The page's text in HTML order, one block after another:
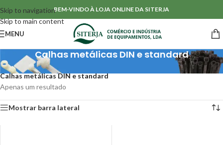
Skip to navigation
Skip to main content
BEM-VINDO À LOJA ONLINE DA SITERJA
MENU
Calhas metálicas DIN e standard
Início/ Acessórios para Cablagens
Calhas metálicas DIN e standard
Apenas um resultado
Mostrar barra lateral